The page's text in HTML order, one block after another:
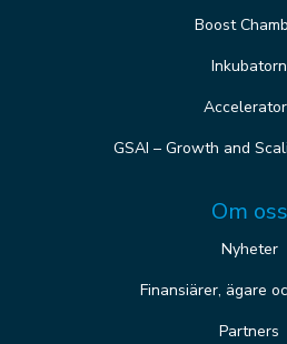
Boost
Inkubatorn
GSAI – Growth and
Om oss
Nyheter
Finansiärer, ägare
Partners